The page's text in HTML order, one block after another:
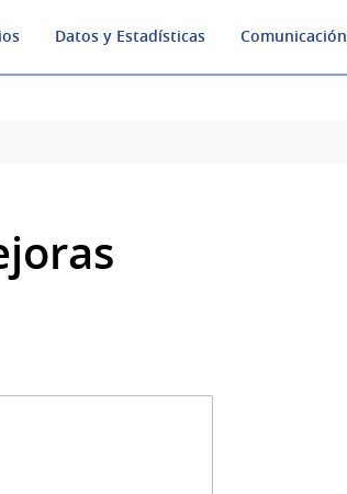
Datos y Estadísticas Comunicación